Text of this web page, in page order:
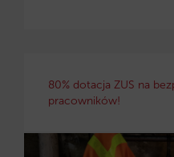
80% dotacja ZUS na
pracowników!